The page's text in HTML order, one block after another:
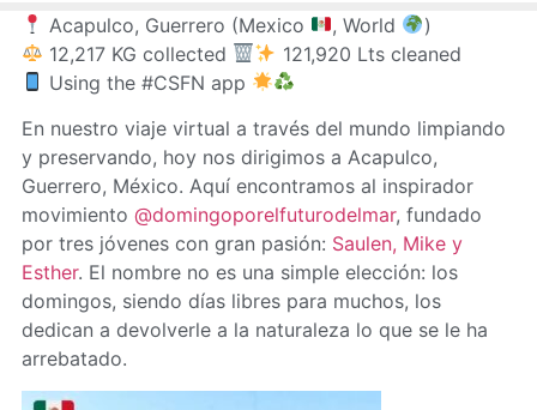
Acapulco, Guerrero (Mexico , World
)
12,217 KG collected
121,920 Lts cleaned
Using the #CSFN app
En nuestro viaje virtual a través del mundo limpiando
y preservando, hoy nos dirigimos a Acapulco,
Guerrero, México. Aquí encontramos al inspirador
movimiento @domingoporelfuturodelmar, fundado
por tres jóvenes con gran pasión: Saulen, Mike y
Esther. El nombre no es una simple elección: los
domingos, siendo días libres para muchos, los
dedican a devolverle a la naturaleza lo que se le ha
arrebatado.